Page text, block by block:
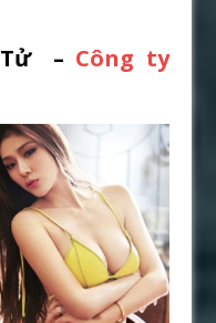
Tử – Công ty